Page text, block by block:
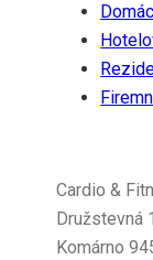
Cardio &
Družstevná
Komárno